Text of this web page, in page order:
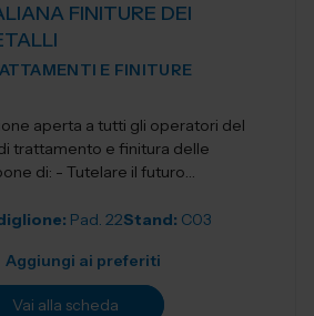
FINITURE DEI
E FINITURE
aperta a tutti gli operatori del
e finitura delle
il futuro
Pad. 22Stand: C03
Aggiungi ai preferiti
Vai alla scheda